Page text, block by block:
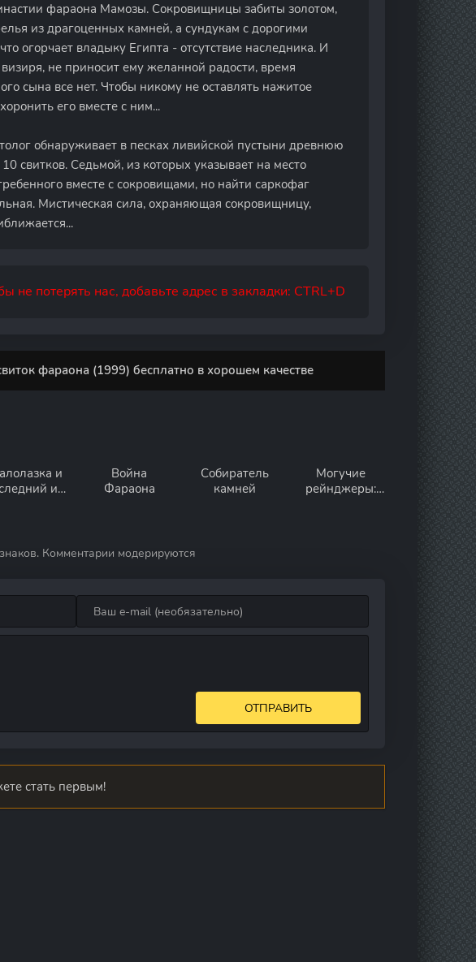
фараона Мамозы. Сокровищницы забиты золотом,
из драгоценных камней, а сундукам с дорогими
огорчает владыку Египта - отсутствие наследника. И
не приносит ему желанной радости, время
сына все нет. Чтобы никому не оставлять нажитое
его вместе с ним...
обнаруживает в песках ливийской пустыни древнюю
свитков. Седьмой, из которых указывает на место
вместе с сокровищами, но найти саркофаг
Мистическая сила, охраняющая сокровищницу,
не потерять нас, добавьте адрес в закладки: CTRL+D
фараона (1999) бесплатно в хорошем качестве
и
из
Война
Фараона
Собиратель
камней
Могучие
рейнджеры:
Комментарии модерируются
ОТПРАВИТЬ
стать первым!